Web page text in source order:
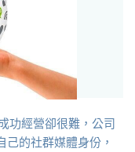
功經營卻很難，公司
的社群媒體身份，